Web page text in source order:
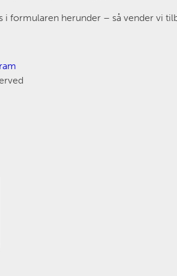
i formularen herunder – så vender vi